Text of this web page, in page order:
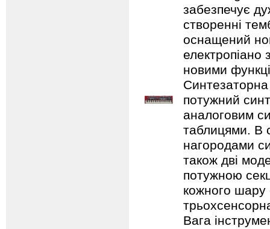
забезпечує
створенні
оснащений
електропіано
новими
потужний
аналоговим
таблицями. В
нагородами
також дві
потужною
кожного
Вага